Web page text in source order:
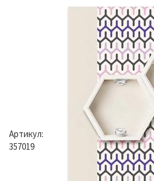
Артикул:
357019